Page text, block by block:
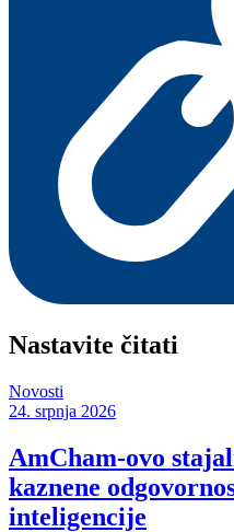
Nastavite čitati
Novosti
24. srpnja 2026
AmCham-ovo
kaznene
inteligencije